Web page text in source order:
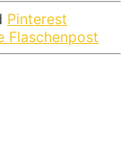
Pinterest
Flaschenpost